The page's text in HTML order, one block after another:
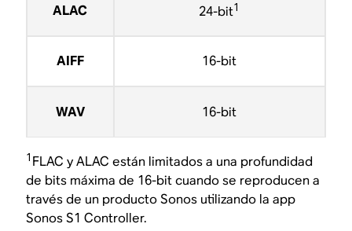
ALAC 24-bit1
AIFF 16-bit
WAV 16-bit
1 FLAC y ALAC están limitados a una profundidad
de bits máxima de 16-bit cuando se reproducen a
través de un producto Sonos utilizando la app
Sonos S1 Controller.